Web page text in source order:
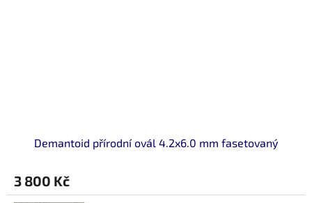
Demantoid přírodní ovál 4.2x6.0 mm fasetovaný
3 800 Kč